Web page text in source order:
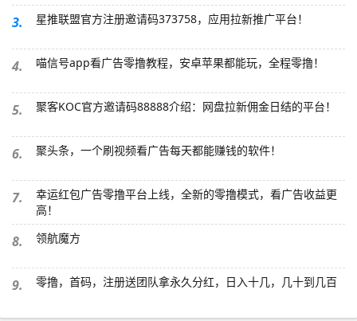
3. 星推联盟官方注册邀请码373758，应用拉新推广平台！
4. 喵信号app看广告零撸教程，安卓苹果都能玩，全程零撸！
5. 聚客KOC官方邀请码88888介绍：网盘拉新佣金日结的平台！
6. 聚头条，一个刷视频看广告每天都能赚钱的软件！
7.
幸运红包广告零撸平台上线，全新的零撸模式，看广告收益更
高！
8. 领航魔方
9. 零撸，首码，注册送团队拿永久分红，日入十几，几十到几百